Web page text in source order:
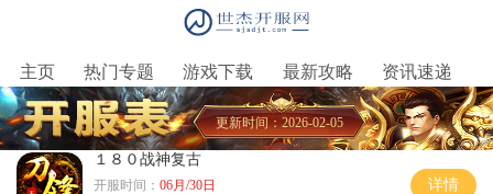
主页 热门专题 游戏下载 最新攻略 资讯速递
更新时间：2026-02-05
１８０战神复古
开服时间： 06月/30日
详情